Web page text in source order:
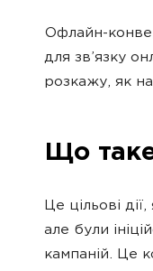
Офлайн-
для зв’язку
розкажу, як
Що
Це цільові
але були
кампаній. Це